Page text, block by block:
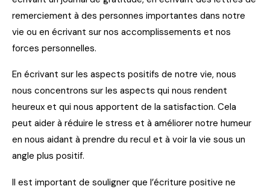
remerciement à des personnes importantes dans notre
vie ou en écrivant sur nos accomplissements et nos
forces personnelles.
En écrivant sur les aspects positifs de notre vie, nous
nous concentrons sur les aspects qui nous rendent
heureux et qui nous apportent de la satisfaction. Cela
peut aider à réduire le stress et à améliorer notre humeur
en nous aidant à prendre du recul et à voir la vie sous un
angle plus positif.
Il est important de souligner que l’écriture positive ne